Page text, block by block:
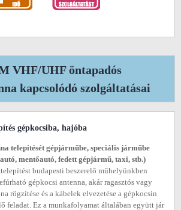
VHF/UHF öntapadós
kapcsolódó szolgáltatásai
gépkocsiba, hajóba
telepítését gépjárműbe, speciális járműbe
mentőautó, fedett gépjármű, taxi, stb.)
budapesti beszerelő műhelyünkben
gépkocsi antenna, akár ragasztós vagy
rögzítése és a kábelek elvezetése a gépkocsin
feladat. Ez a munkafolyamat általában együtt jár